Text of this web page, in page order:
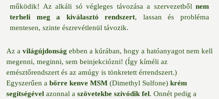
működik! Az alkáli só végleges távozása a szervezetből nem
terheli meg a kiválasztó rendszert, lassan és probléma
mentesen, szinte észrevétlenül távozik.
Az a világújdonság ebben a kúrában, hogy a hatóanyagot nem kell
megenni, meginni, sem beinjekciózni! (Így kíméli az
emésztőrendszert és az amúgy is tönkretett érrendszert.)
Egyszerűen a bőrre kenve MSM (Dimethyl Sulfone) krém
segítségével azonnal a szövetekbe szívódik fel. Onnét pedig a